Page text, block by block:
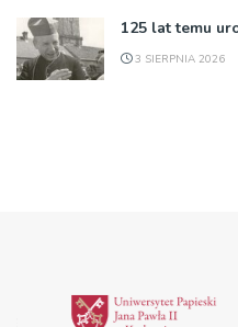
125 lat temu
3 SIERPNIA 2026